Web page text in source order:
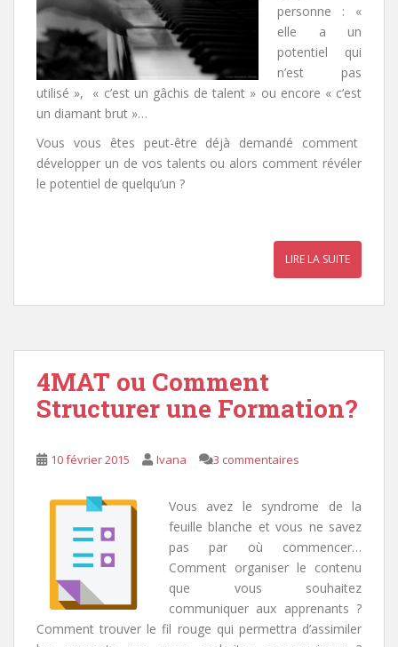
personne : «
elle a un
potentiel qui
n’est pas
utilisé », « c’est un gâchis de talent » ou encore « c’est
un diamant brut »…
Vous vous êtes peut-être déjà demandé comment
développer un de vos talents ou alors comment révéler
le potentiel de quelqu’un ?
LIRE LA SUITE
4MAT ou Comment
Structurer une Formation?
10 février 2015 Ivana 3 commentaires
Vous avez le syndrome de la
feuille blanche et vous ne savez
pas par où commencer…
Comment organiser le contenu
que vous souhaitez
communiquer aux apprenants ?
Comment trouver le fil rouge qui permettra d’assimiler